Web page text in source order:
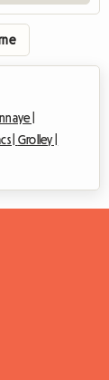
|
| Grolley |